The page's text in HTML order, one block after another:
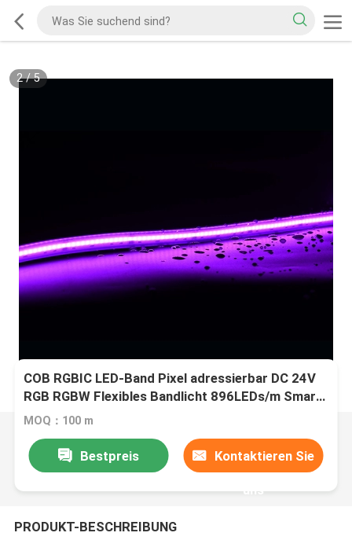
2/5
COB RGBIC LED-Band Pixel adressierbar DC 24V
RGB RGBW Flexibles Bandlicht 896LEDs/m Smart
COB LED-Band
MOQ：100 m
Bestpreis Kontaktieren Sie
uns
PRODUKT-BESCHREIBUNG